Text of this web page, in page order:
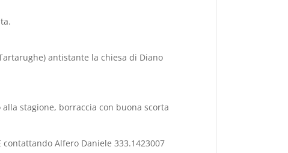
antistante la chiesa di Diano
stagione, borraccia con buona scorta
contattando Alfero Daniele 333.1423007